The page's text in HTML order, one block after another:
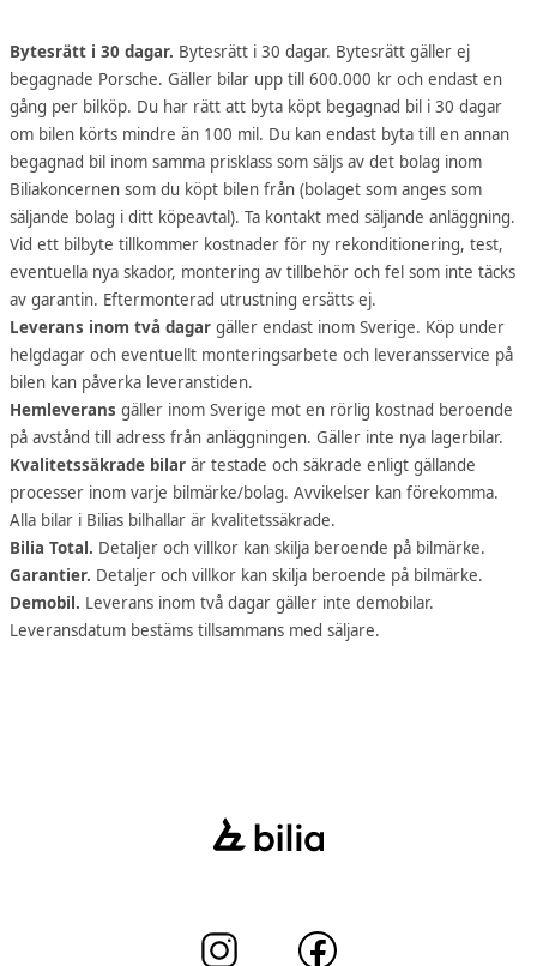
Bytesrätt i 30 dagar. Bytesrätt i 30 dagar. Bytesrätt gäller ej
begagnade Porsche. Gäller bilar upp till 600.000 kr och endast en
gång per bilköp. Du har rätt att byta köpt begagnad bil i 30 dagar
om bilen körts mindre än 100 mil. Du kan endast byta till en annan
begagnad bil inom samma prisklass som säljs av det bolag inom
Biliakoncernen som du köpt bilen från (bolaget som anges som
säljande bolag i ditt köpeavtal). Ta kontakt med säljande anläggning.
Vid ett bilbyte tillkommer kostnader för ny rekonditionering, test,
eventuella nya skador, montering av tillbehör och fel som inte täcks
av garantin. Eftermonterad utrustning ersätts ej.
Leverans inom två dagar gäller endast inom Sverige. Köp under
helgdagar och eventuellt monteringsarbete och leveransservice på
bilen kan påverka leveranstiden.
Hemleverans gäller inom Sverige mot en rörlig kostnad beroende
på avstånd till adress från anläggningen. Gäller inte nya lagerbilar.
Kvalitetssäkrade bilar är testade och säkrade enligt gällande
processer inom varje bilmärke/bolag. Avvikelser kan förekomma.
Alla bilar i Bilias bilhallar är kvalitetssäkrade.
Bilia Total. Detaljer och villkor kan skilja beroende på bilmärke.
Garantier. Detaljer och villkor kan skilja beroende på bilmärke.
Demobil. Leverans inom två dagar gäller inte demobilar.
Leveransdatum bestäms tillsammans med säljare.